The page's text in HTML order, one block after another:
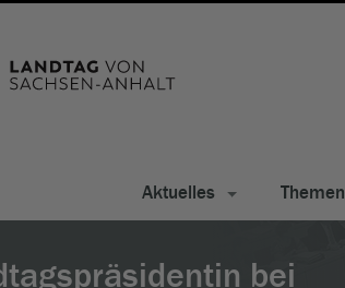
Aktuelles Themen
bei